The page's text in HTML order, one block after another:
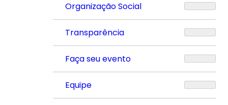
Organização Social
Transparência
Faça seu evento
Equipe